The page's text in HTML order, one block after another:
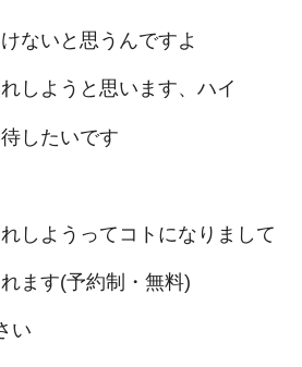
ないと思うんですよ
しようと思います、ハイ
したいです
しようってコトになりまして
ます(予約制・無料)
い